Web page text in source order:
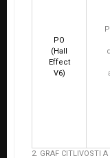
PO
(Hall
Effect
V6)
2. GRAF CITLIVOSTI